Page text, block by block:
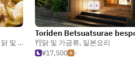
닭 및 가금류
닭 및 가금류, 일본요리
¥17,500
-